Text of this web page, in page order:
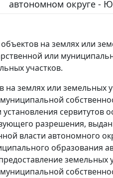
автономном округе -
на землях или
или
участков.
землях или земельных
сервитутов
разрешения,
власти автономного
образования
земельных